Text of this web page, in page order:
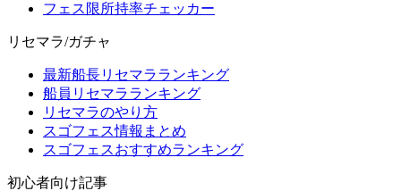
フェス限所持率チェッカー
リセマラ/ガチャ
最新船長リセマラランキング
船員リセマラランキング
リセマラのやり方
スゴフェス情報まとめ
スゴフェスおすすめランキング
初心者向け記事